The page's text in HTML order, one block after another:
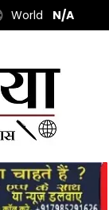
World N/A